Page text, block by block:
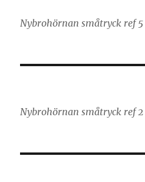
Nybrohörnan småtryck ref 5
Nybrohörnan småtryck ref 2